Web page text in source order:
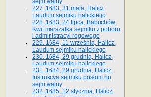
sejm walny
227. 1683, 31 maja, Halicz.
Laudum sejmiku halickiego
228. 1683, 24 lipca, Babuchów.
Kwit marszałka sejmiku z poboru
i administracyi rogowego
229. 1684, 11 września, Halicz.
Laudum sejmiku halickiego
230. 1684, 29 grudnia, Halicz.
Laudum sejmiku halickiego
231. 1684, 29 grudnia, Halicz.
Instrukcya sejmiku posłom nu
sejm walny
232. 1685, 12 stycznia, Halicz.